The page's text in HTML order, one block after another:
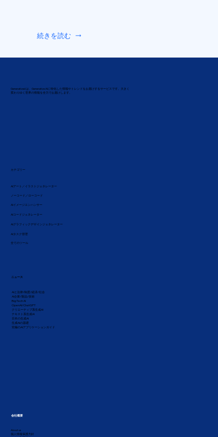
Generatived は、Generative AIに特化した情報やトレンドをお届けするサービスです。大きく
変わりゆく世界の情報を全力でお届けします。
カテゴリー
全てのツール
AIタスク管理
AIグラフィックデザインジェネレーター
ノーコード／ローコード
AIコードジェネレーター
AIイメージエンハンサー
AIアート／イラストジェネレーター
AIと法律/制度/経済/社会
AI企業/製品/技術
Big Tech AI
OpenAI/ChatGPT
クリエーティブ系生成AI
テキスト系生成AI
日本の生成AI
生成AIの基礎
究極のAIアプリケーションガイド
ニュース
About us
個人情報保護方針
会社概要
続きを読む